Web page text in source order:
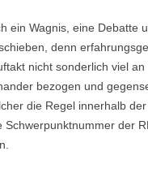
ein Wagnis, eine Debatte
denn
nicht sonderlich viel
bezogen und
die Regel innerhalb
Schwerpunktnummer der